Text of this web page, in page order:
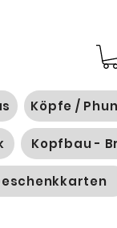
Köpfe /
Kopfbau -